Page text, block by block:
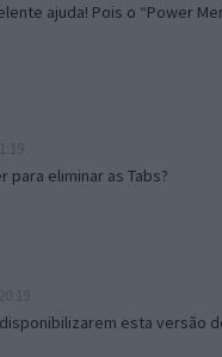
ajuda! Pois o “Power
para eliminar as Tabs?
esta versão